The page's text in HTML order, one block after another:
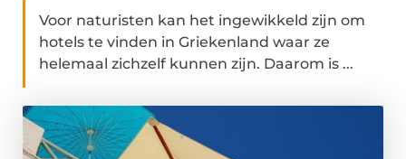
Voor naturisten kan het ingewikkeld zijn om
hotels te vinden in Griekenland waar ze
helemaal zichzelf kunnen zijn. Daarom is ...